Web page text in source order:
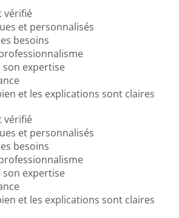
vérifié
et personnalisés
besoins
expertise
et les explications sont claires
vérifié
et personnalisés
besoins
expertise
et les explications sont claires